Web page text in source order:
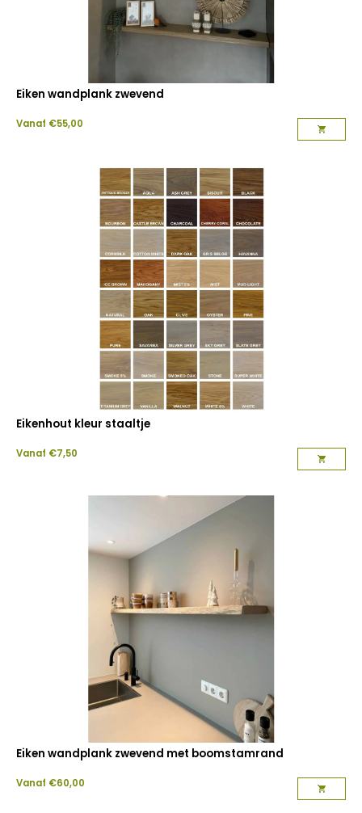
Eiken wandplank zwevend
Vanaf €55,00
Eikenhout kleur staaltje
Vanaf €7,50
Eiken wandplank zwevend met boomstamrand
Vanaf €60,00